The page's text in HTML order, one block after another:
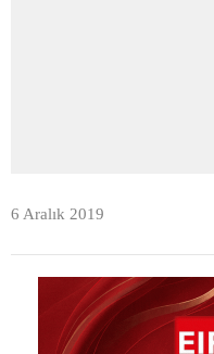
6 Aralık 2019